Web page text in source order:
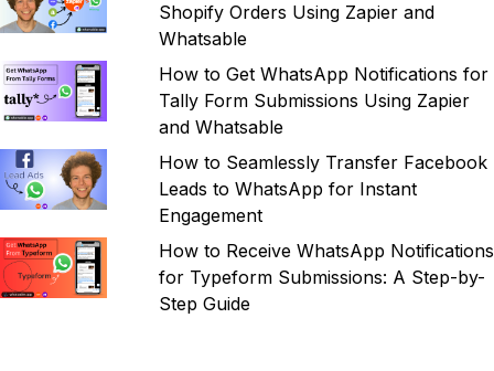
Shopify Orders Using Zapier and
Whatsable
How to Get WhatsApp Notifications for
Tally Form Submissions Using Zapier
and Whatsable
How to Seamlessly Transfer Facebook
Leads to WhatsApp for Instant
Engagement
How to Receive WhatsApp Notifications
for Typeform Submissions: A Step-by-
Step Guide